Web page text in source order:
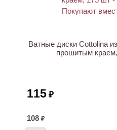
Ватные диски Cottolina
прошитым
115 ₽
108 ₽